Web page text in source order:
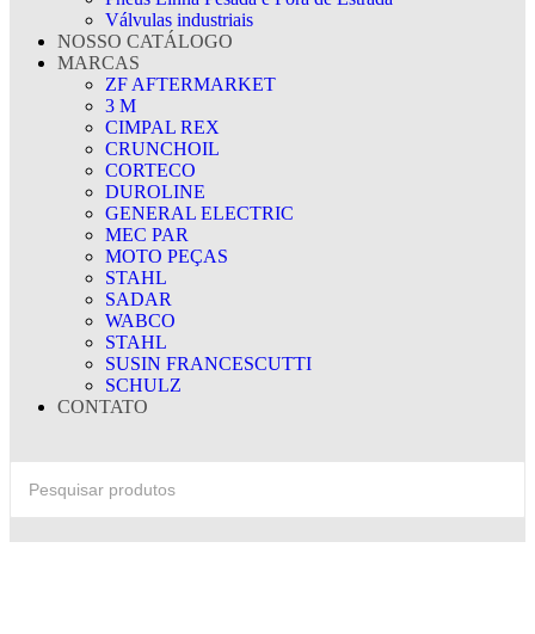
Válvulas industriais
NOSSO CATÁLOGO
MARCAS
ZF AFTERMARKET
3 M
CIMPAL REX
CRUNCHOIL
CORTECO
DUROLINE
GENERAL ELECTRIC
MEC PAR
MOTO PEÇAS
STAHL
SADAR
WABCO
STAHL
SUSIN FRANCESCUTTI
SCHULZ
CONTATO